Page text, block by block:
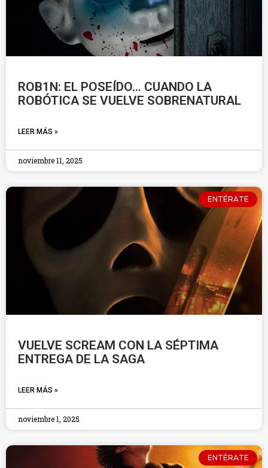
ROB1N: EL POSEÍDO… CUANDO LA
ROBÓTICA SE VUELVE SOBRENATURAL
LEER MÁS »
noviembre 11, 2025
ENTÉRATE
VUELVE SCREAM CON LA SÉPTIMA
ENTREGA DE LA SAGA
LEER MÁS »
noviembre 1, 2025
ENTÉRATE